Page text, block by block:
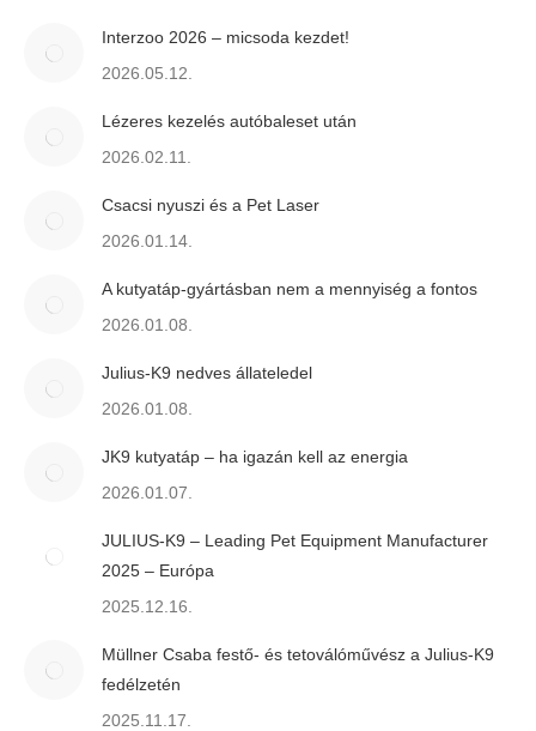
Interzoo 2026 – micsoda kezdet!
2026.05.12.
Lézeres kezelés autóbaleset után
2026.02.11.
Csacsi nyuszi és a Pet Laser
2026.01.14.
A kutyatáp-gyártásban nem a mennyiség a fontos
2026.01.08.
Julius-K9 nedves állateledel
2026.01.08.
JK9 kutyatáp – ha igazán kell az energia
2026.01.07.
JULIUS-K9 – Leading Pet Equipment Manufacturer
2025 – Európa
2025.12.16.
Müllner Csaba festő- és tetoválóművész a Julius-K9
fedélzetén
2025.11.17.